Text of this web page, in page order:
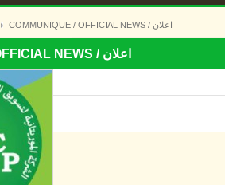
COMMUNIQUE / OFFICIAL NEWS / اعلان
COMMUNIQUE / OFFICIAL NEWS / اعلان